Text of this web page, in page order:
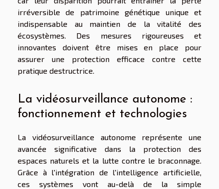
irréversible de patrimoine génétique unique et
indispensable au maintien de la vitalité des
écosystèmes. Des mesures rigoureuses et
innovantes doivent être mises en place pour
assurer une protection efficace contre cette
pratique destructrice.
La vidéosurveillance autonome :
fonctionnement et technologies
La vidéosurveillance autonome représente une
avancée significative dans la protection des
espaces naturels et la lutte contre le braconnage.
Grâce à l'intégration de l'intelligence artificielle,
ces systèmes vont au-delà de la simple